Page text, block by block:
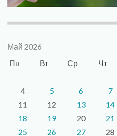
Май 2026
Пн
Вт Ср Чт
4
5 6 7
11
12 13 14
18
19 20 21
25
26 27 28